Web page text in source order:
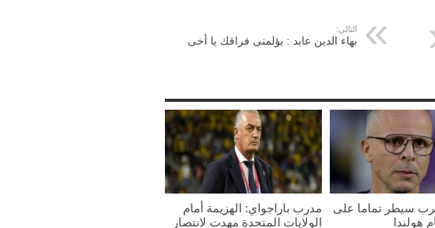
التالي:
بهاء الدين عابد : يؤلمنى فراقك يا أخى
سيطر تماما على
هولندا
مدرب باراجواي: الهزيمة أمام
الولايات المتحدة مهدت لانتصار